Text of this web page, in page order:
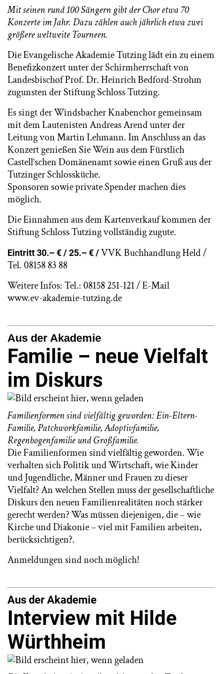
Mit seinen rund 100 Sängern gibt der Chor etwa 70
Konzerte im Jahr. Dazu zählen auch jährlich etwa zwei
größere weltweite Tourneen.
Die Evangelische Akademie Tutzing lädt ein zu einem
Benefizkonzert unter der Schirmherrschaft von
Landesbischof Prof. Dr. Heinrich Bedford-Strohm
zugunsten der Stiftung Schloss Tutzing.
Es singt der Windsbacher Knabenchor gemeinsam
mit dem Lautenisten Andreas Arend unter der
Leitung von Martin Lehmann. Im Anschluss an das
Konzert genießen Sie Wein aus dem Fürstlich
Castell‘schen Domänenamt sowie einen Gruß aus der
Tutzinger Schlossküche.
Sponsoren sowie private Spender machen dies
möglich.
Die Einnahmen aus dem Kartenverkauf kommen der
Stiftung Schloss Tutzing vollständig zugute.
Eintritt 30.– € / 25.– € /VVK Buchhandlung Held /
Tel. 08158 83 88
Weitere Infos: Tel.: 08158 251-121 /E-Mail
www.ev-akademie-tutzing.de
Aus der Akademie
Familie – neue Vielfalt
im Diskurs
Familienformen sind vielfältig geworden: Ein-Eltern-
Familie, Patchworkfamilie, Adoptivfamilie,
Regenbogenfamilie und Großfamilie.
Die Familienformen sind vielfältig geworden. Wie
verhalten sich Politik und Wirtschaft, wie Kinder
und Jugendliche, Männer und Frauen zu dieser
Vielfalt? An welchen Stellen muss der gesellschaftliche
Diskurs den neuen Familienrealitäten noch stärker
gerecht werden? Was müssen diejenigen, die – wie
Kirche und Diakonie – viel mit Familien arbeiten,
berücksichtigen?.
Anmeldungensind noch möglich!
Aus der Akademie
Interview mit Hilde
Würthheim